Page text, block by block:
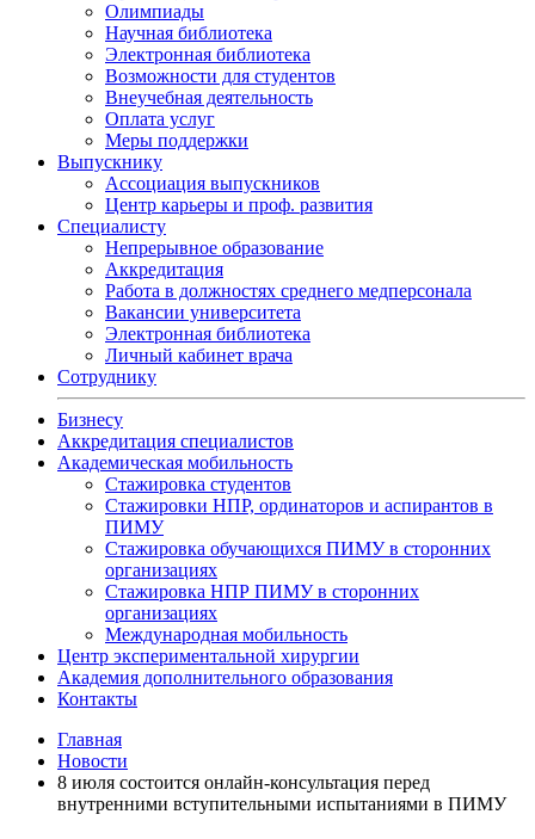
Олимпиады
Научная библиотека
Электронная библиотека
Возможности для студентов
Внеучебная деятельность
Оплата услуг
Меры поддержки
Выпускнику
Ассоциация выпускников
Центр карьеры и проф. развития
Специалисту
Непрерывное образование
Аккредитация
Работа в должностях среднего медперсонала
Вакансии университета
Электронная библиотека
Личный кабинет врача
Сотруднику
Бизнесу
Аккредитация специалистов
Академическая мобильность
Стажировка студентов
Стажировки НПР, ординаторов и аспирантов в
ПИМУ
Стажировка обучающихся ПИМУ в сторонних
организациях
Стажировка НПР ПИМУ в сторонних
организациях
Международная мобильность
Центр экспериментальной хирургии
Академия дополнительного образования
Контакты
Главная
Новости
8 июля состоится онлайн-консультация перед
внутренними вступительными испытаниями в ПИМУ